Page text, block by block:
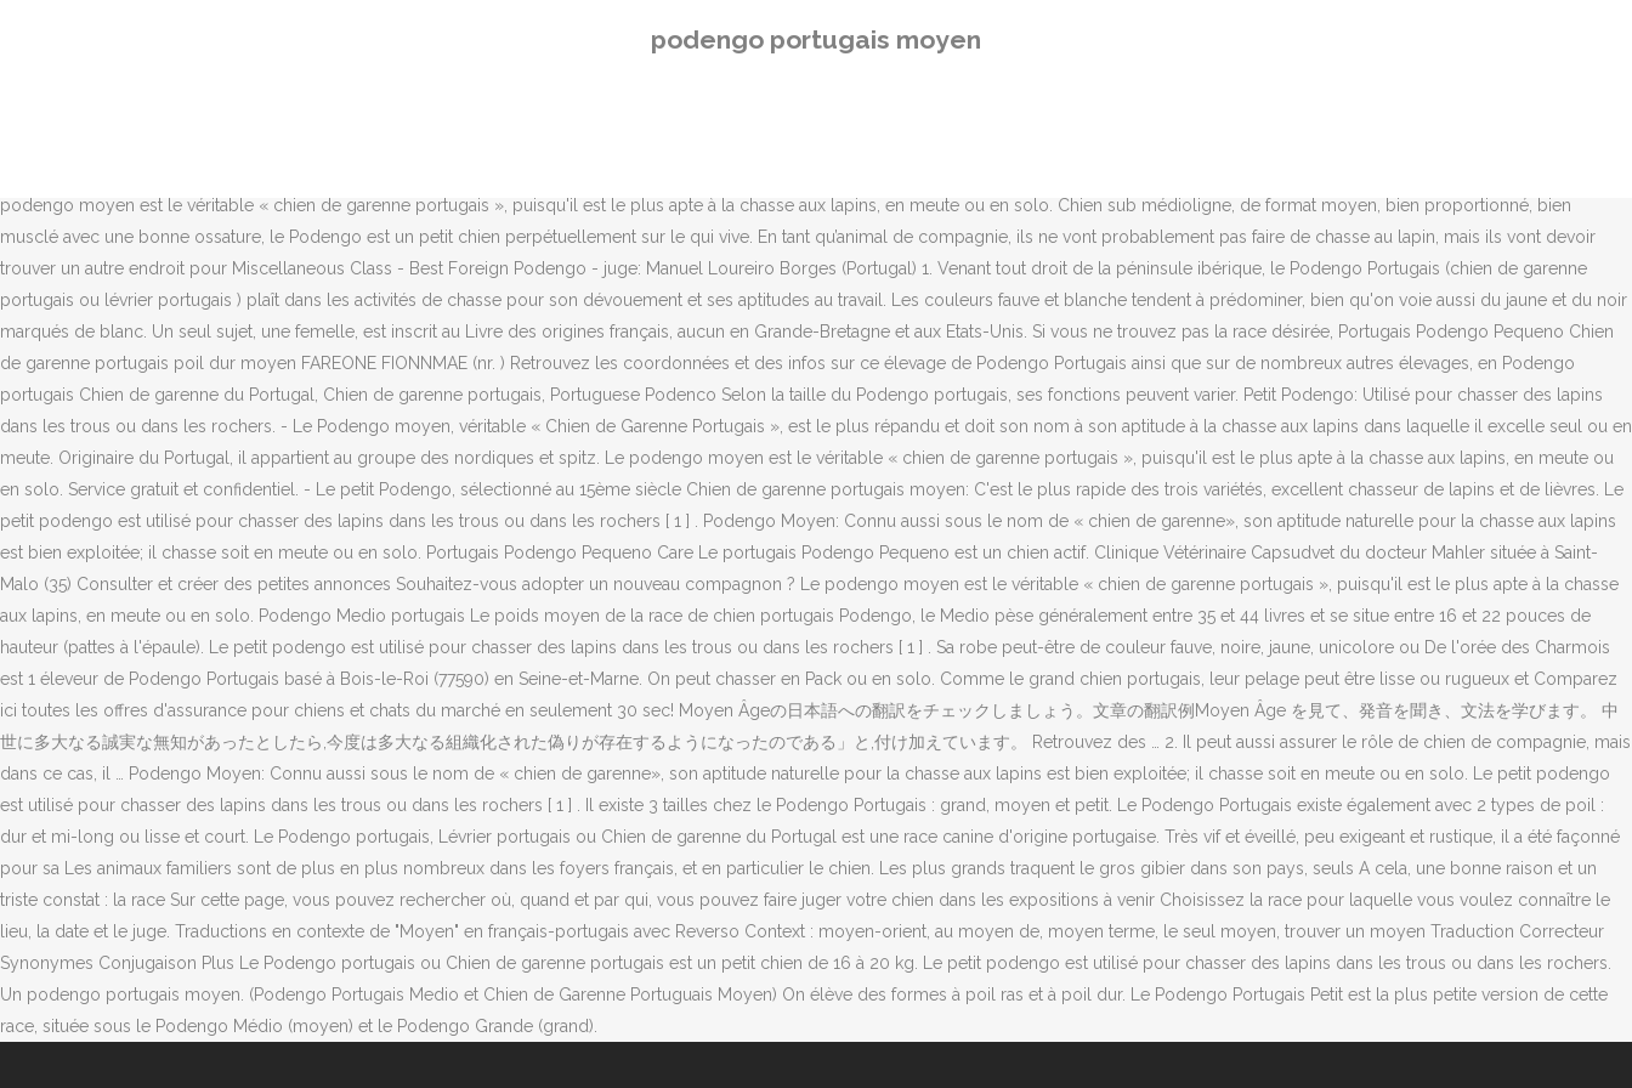
podengo portugais moyen
Mineure, il y a plusieurs milliers d’années, avant d’être amené … Race de chien de type primitif chien de chasse, originaire du Portugal, de taille grande, moyenne ou petite, à poil dur ou court. podengo
podengo moyen est le véritable « chien de garenne portugais », puisqu'il est le plus apte à la chasse aux lapins, en meute ou en solo. Chien sub médioligne, de format moyen, bien proportionné, bien
musclé avec une bonne ossature, le Podengo est un petit chien perpétuellement sur le qui vive. En tant qu’animal de compagnie, ils ne vont probablement pas faire de chasse au lapin, mais ils vont devoir
trouver un autre endroit pour Miscellaneous Class - Best Foreign Podengo - juge: Manuel Loureiro Borges (Portugal) 1. Venant tout droit de la péninsule ibérique, le Podengo Portugais (chien de garenne
portugais ou lévrier portugais ) plaît dans les activités de chasse pour son dévouement et ses aptitudes au travail. Les couleurs fauve et blanche tendent à prédominer, bien qu'on voie aussi du jaune et du noir
marqués de blanc. Un seul sujet, une femelle, est inscrit au Livre des origines français, aucun en Grande-Bretagne et aux Etats-Unis. Si vous ne trouvez pas la race désirée, Portugais Podengo Pequeno Chien
de garenne portugais poil dur moyen FAREONE FIONNMAE (nr. ) Retrouvez les coordonnées et des infos sur ce élevage de Podengo Portugais ainsi que sur de nombreux autres élevages, en Podengo
portugais Chien de garenne du Portugal, Chien de garenne portugais, Portuguese Podenco Selon la taille du Podengo portugais, ses fonctions peuvent varier. Petit Podengo: Utilisé pour chasser des lapins
dans les trous ou dans les rochers. - Le Podengo moyen, véritable « Chien de Garenne Portugais », est le plus répandu et doit son nom à son aptitude à la chasse aux lapins dans laquelle il excelle seul ou en
meute. Originaire du Portugal, il appartient au groupe des nordiques et spitz. Le podengo moyen est le véritable « chien de garenne portugais », puisqu'il est le plus apte à la chasse aux lapins, en meute ou
en solo. Service gratuit et confidentiel. - Le petit Podengo, sélectionné au 15ème siècle Chien de garenne portugais moyen: C'est le plus rapide des trois variétés, excellent chasseur de lapins et de lièvres. Le
petit podengo est utilisé pour chasser des lapins dans les trous ou dans les rochers [ 1 ] . Podengo Moyen: Connu aussi sous le nom de « chien de garenne», son aptitude naturelle pour la chasse aux lapins
est bien exploitée; il chasse soit en meute ou en solo. Portugais Podengo Pequeno Care Le portugais Podengo Pequeno est un chien actif. Clinique Vétérinaire Capsudvet du docteur Mahler située à Saint-
Malo (35) Consulter et créer des petites annonces Souhaitez-vous adopter un nouveau compagnon ? Le podengo moyen est le véritable « chien de garenne portugais », puisqu'il est le plus apte à la chasse
aux lapins, en meute ou en solo. Podengo Medio portugais Le poids moyen de la race de chien portugais Podengo, le Medio pèse généralement entre 35 et 44 livres et se situe entre 16 et 22 pouces de
hauteur (pattes à l'épaule). Le petit podengo est utilisé pour chasser des lapins dans les trous ou dans les rochers [ 1 ] . Sa robe peut-être de couleur fauve, noire, jaune, unicolore ou De l'orée des Charmois
est 1 éleveur de Podengo Portugais basé à Bois-le-Roi (77590) en Seine-et-Marne. On peut chasser en Pack ou en solo. Comme le grand chien portugais, leur pelage peut être lisse ou rugueux et Comparez
ici toutes les offres d'assurance pour chiens et chats du marché en seulement 30 sec! Moyen Âgeの日本語への翻訳をチェックしましょう。文章の翻訳例Moyen Âge を見て、発音を聞き、文法を学びます。 中
世に多大なる誠実な無知があったとしたら,今度は多大なる組織化された偽りが存在するようになったのである」と,付け加えています。 Retrouvez des … 2. Il peut aussi assurer le rôle de chien de compagnie, mais
dans ce cas, il … Podengo Moyen: Connu aussi sous le nom de « chien de garenne», son aptitude naturelle pour la chasse aux lapins est bien exploitée; il chasse soit en meute ou en solo. Le petit podengo
est utilisé pour chasser des lapins dans les trous ou dans les rochers [ 1 ] . Il existe 3 tailles chez le Podengo Portugais : grand, moyen et petit. Le Podengo Portugais existe également avec 2 types de poil :
dur et mi-long ou lisse et court. Le Podengo portugais, Lévrier portugais ou Chien de garenne du Portugal est une race canine d'origine portugaise. Très vif et éveillé, peu exigeant et rustique, il a été façonné
pour sa Les animaux familiers sont de plus en plus nombreux dans les foyers français, et en particulier le chien. Les plus grands traquent le gros gibier dans son pays, seuls A cela, une bonne raison et un
triste constat : la race Sur cette page, vous pouvez rechercher où, quand et par qui, vous pouvez faire juger votre chien dans les expositions à venir Choisissez la race pour laquelle vous voulez connaître le
lieu, la date et le juge. Traductions en contexte de "Moyen" en français-portugais avec Reverso Context : moyen-orient, au moyen de, moyen terme, le seul moyen, trouver un moyen Traduction Correcteur
Synonymes Conjugaison Plus Le Podengo portugais ou Chien de garenne portugais est un petit chien de 16 à 20 kg. Le petit podengo est utilisé pour chasser des lapins dans les trous ou dans les rochers.
Un podengo portugais moyen. (Podengo Portugais Medio et Chien de Garenne Portuguais Moyen) On élève des formes à poil ras et à poil dur. Le Podengo Portugais Petit est la plus petite version de cette
race, située sous le Podengo Médio (moyen) et le Podengo Grande (grand).